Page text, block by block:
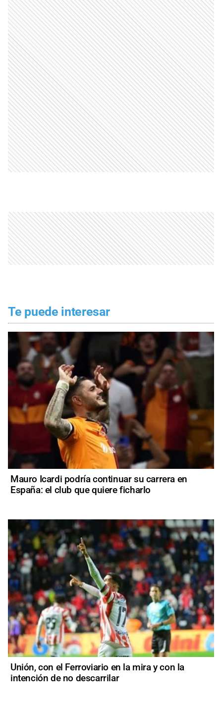
Te puede interesar
Mauro Icardi podría continuar su carrera en
España: el club que quiere ficharlo
Unión, con el Ferroviario en la mira y con la
intención de no descarrilar